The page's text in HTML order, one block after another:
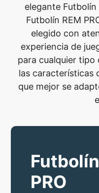
elegante Futbolín
Futbolín REM
elegido con
experiencia de
para cualquier tipo
las características
que mejor se
PRO